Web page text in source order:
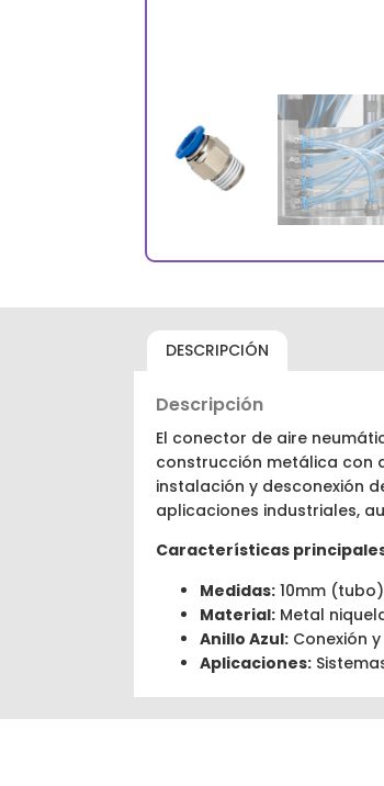
DESCRIPCIÓN
Descripción
El conector de aire
construcción metálica con
instalación y desconexión
aplicaciones industriales,
Características
Medidas: 10mm
Material: Metal
Anillo Azul: Conexión
Aplicaciones: